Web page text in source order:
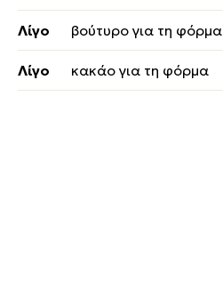
Λίγο βούτυρο για τη φόρμα
Λίγο κακάο για τη φόρμα